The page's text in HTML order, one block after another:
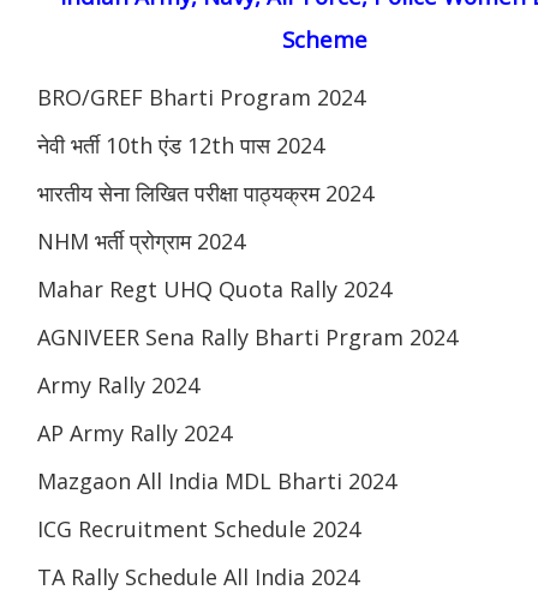
Scheme
BRO/GREF Bharti Program 2024
नेवी भर्ती 10th एंड 12th पास 2024
भारतीय सेना लिखित परीक्षा पाठ्यक्रम 2024
NHM भर्ती प्रोग्राम 2024
Mahar Regt UHQ Quota Rally 2024
AGNIVEER Sena Rally Bharti Prgram 2024
Army Rally 2024
AP Army Rally 2024
Mazgaon All India MDL Bharti 2024
ICG Recruitment Schedule 2024
TA Rally Schedule All India 2024